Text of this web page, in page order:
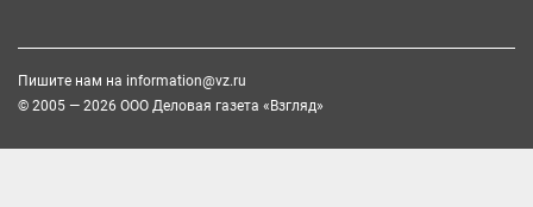
Пишите нам на information@vz.ru
© 2005 — 2026 ООО Деловая газета «Взгляд»